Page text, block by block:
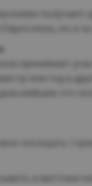
но и за
или год в
это
посещать
в местных